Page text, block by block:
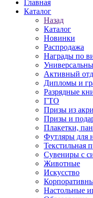
Главная
Каталог
Назад
Каталог
Новинки
Распродажа
Награды по
Активный
Дипломы и
Разрядные
ГТО
Призы из
Призы и
Плакетки,
Футляры для
Текстильная
Сувениры с
Животные
Искусство
Настольные